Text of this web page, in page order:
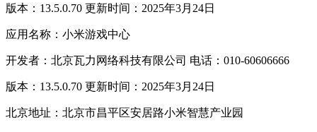
版本：13.5.0.70 更新时间：2025年3月24日
应用名称：小米游戏中心
开发者：北京瓦力网络科技有限公司 电话：010-60606666
版本：13.5.0.70 更新时间：2025年3月24日
北京地址：北京市昌平区安居路小米智慧产业园